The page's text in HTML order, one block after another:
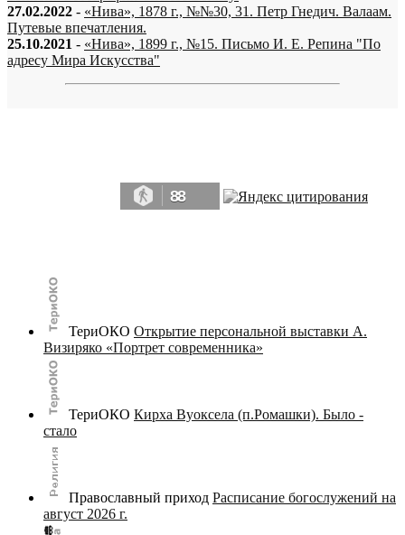
27.02.2022 - «Нива», 1878 г., №№30, 31. Петр Гнедич. Валаам.
Путевые впечатления.
25.10.2021 - «Нива», 1899 г., №15. Письмо И. Е. Репина "По
адресу Мира Искусства"
88
ТериОКО Открытие персональной выставки А.
Визиряко «Портрет современника»
ТериОКО Кирха Вуоксела (п.Ромашки). Было -
стало
Православный приход Расписание богослужений на
август 2026 г.